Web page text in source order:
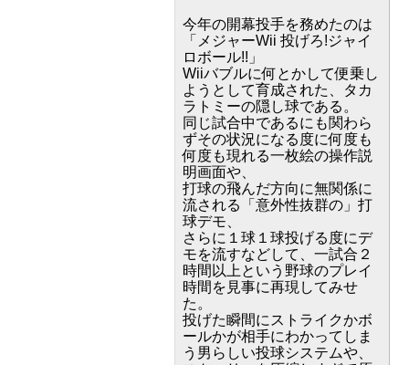
今年の開幕投手を務めたのは
「メジャーWii 投げろ!ジャイ
ロボール!!」
Wiiバブルに何とかして便乗し
ようとして育成された、タカ
ラトミーの隠し球である。
同じ試合中であるにも関わら
ずその状況になる度に何度も
何度も現れる一枚絵の操作説
明画面や、
打球の飛んだ方向に無関係に
流される「意外性抜群の」打
球デモ、
さらに１球１球投げる度にデ
モを流すなどして、一試合２
時間以上という野球のプレイ
時間を見事に再現してみせ
た。
投げた瞬間にストライクかボ
ールかが相手にわかってしま
う男らしい投球システムや、